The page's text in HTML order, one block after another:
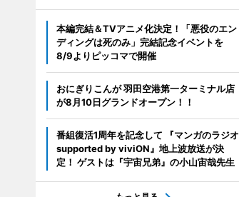
本編完結＆TVアニメ化決定！「悪役のエン
ディングは死のみ」完結記念イベントを
8/9よりピッコマで開催
おにぎりこんが 羽田空港第一ターミナル店
が8月10日グランドオープン！！
番組復活1周年を記念して 『マンガのラジオ
supported by viviON』地上波放送が決
定！ ゲストは『宇宙兄弟』の小山宙哉先生